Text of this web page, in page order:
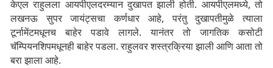
केएल राहुलला आयपीएलदरम्यान दुखापत झाली होती. आयपीएलमध्ये, तो
लखनऊ सुपर जायंट्सचा कर्णधार आहे, परंतु दुखापतीमुळे त्याला
टूर्नामेंटमधूनच बाहेर पडावे लागले. यानंतर तो जागतिक कसोटी
चॅम्पियनशिपमधूनही बाहेर पडला. राहुलवर शस्त्रक्रिया झाली आणि आता तो
बरा झाला आहे.